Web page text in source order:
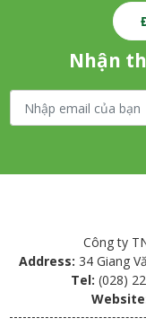
Nhận
Công ty
Address: 34 Giang
Tel: (028)